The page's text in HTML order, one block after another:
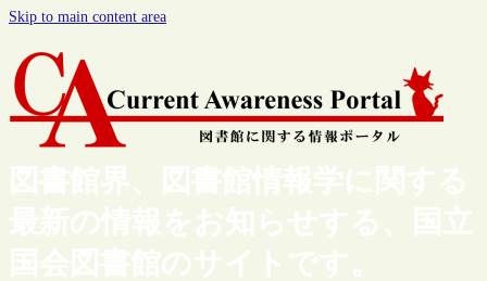
Skip to main content area
図書館界、図書館情報学に関する
最新の情報をお知らせする、国立
国会図書館のサイトです。